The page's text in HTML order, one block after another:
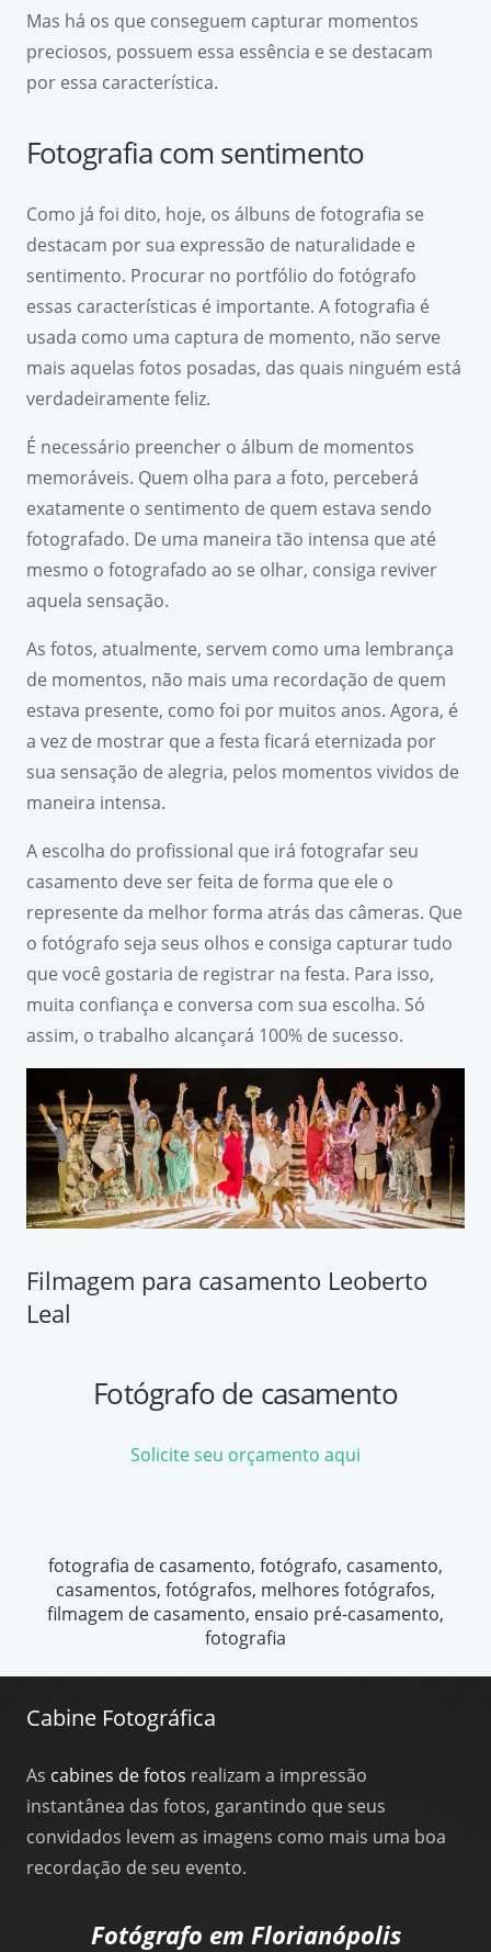
Mas há os que conseguem capturar momentos
preciosos, possuem essa essência e se destacam
por essa característica.
Fotografia com sentimento
Como já foi dito, hoje, os álbuns de fotografia se
destacam por sua expressão de naturalidade e
sentimento. Procurar no portfólio do fotógrafo
essas características é importante. A fotografia é
usada como uma captura de momento, não serve
mais aquelas fotos posadas, das quais ninguém está
verdadeiramente feliz.
É necessário preencher o álbum de momentos
memoráveis. Quem olha para a foto, perceberá
exatamente o sentimento de quem estava sendo
fotografado. De uma maneira tão intensa que até
mesmo o fotografado ao se olhar, consiga reviver
aquela sensação.
As fotos, atualmente, servem como uma lembrança
de momentos, não mais uma recordação de quem
estava presente, como foi por muitos anos. Agora, é
a vez de mostrar que a festa ficará eternizada por
sua sensação de alegria, pelos momentos vividos de
maneira intensa.
A escolha do profissional que irá fotografar seu
casamento deve ser feita de forma que ele o
represente da melhor forma atrás das câmeras. Que
o fotógrafo seja seus olhos e consiga capturar tudo
que você gostaria de registrar na festa. Para isso,
muita confiança e conversa com sua escolha. Só
assim, o trabalho alcançará 100% de sucesso.
Filmagem para casamento Leoberto
Leal
Fotógrafo de casamento
Solicite seu orçamento aqui
fotografia de casamento, fotógrafo, casamento,
casamentos, fotógrafos, melhores fotógrafos,
filmagem de casamento, ensaio pré-casamento,
fotografia
Cabine Fotográfica
As cabines de fotos realizam a impressão
instantânea das fotos, garantindo que seus
convidados levem as imagens como mais uma boa
recordação de seu evento.
Fotógrafo em Florianópolis